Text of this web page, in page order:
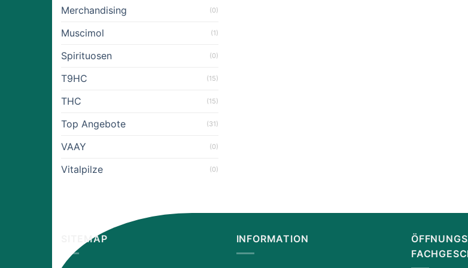
Merchandising (0)
Muscimol (1)
Spirituosen (0)
T9HC (15)
THC (15)
Top Angebote (31)
VAAY (0)
Vitalpilze (0)
SITEMAP INFORMATION